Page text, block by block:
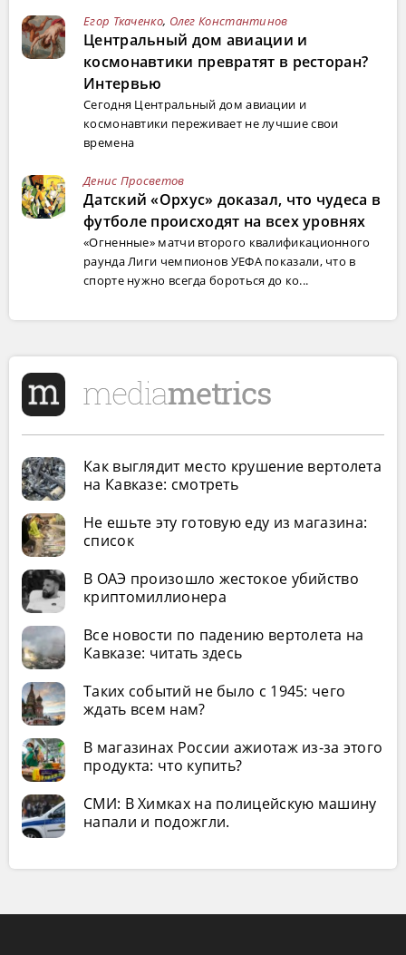
Егор Ткаченко, Олег Константинов
Центральный дом авиации и
космонавтики превратят в ресторан?
Интервью
Сегодня Центральный дом авиации и
космонавтики переживает не лучшие свои
времена
Денис Просветов
Датский «Орхус» доказал, что чудеса в
футболе происходят на всех уровнях
«Огненные» матчи второго квалификационного
раунда Лиги чемпионов УЕФА показали, что в
спорте нужно всегда бороться до ко...
Как выглядит место крушение вертолета
на Кавказе: смотреть
Не ешьте эту готовую еду из магазина:
список
В ОАЭ произошло жестокое убийство
криптомиллионера
Все новости по падению вертолета на
Кавказе: читать здесь
Таких событий не было с 1945: чего
ждать всем нам?
В магазинах России ажиотаж из-за этого
продукта: что купить?
СМИ: В Химках на полицейскую машину
напали и подожгли.